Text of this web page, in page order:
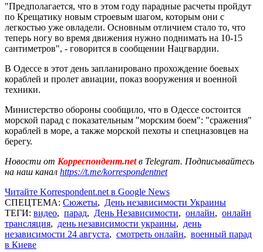
"Предполагается, что в этом году парадные расчеты пройдут
по Крещатику новым строевым шагом, которым они с
легкостью уже овладели. Основным отличием стало то, что
теперь ногу во время движения нужно поднимать на 10-15
сантиметров", - говорится в сообщении Нацгвардии.
В Одессе в этот день запланировано прохождение боевых
кораблей и пролет авиации, показ вооружения и военной
техники.
Министерство обороны сообщило, что в Одессе состоится
морской парад с показательным "морским боем": "сражения"
кораблей в море, а также морской пехоты и спецназовцев на
берегу.
Новости от Корреспондент.netв Telegram. Подписывайтесь
на наш канал https://t.me/korrespondentnet
Читайте Korrespondent.net в Google News
СПЕЦТЕМА: Сюжеты, День независимости Украины
ТЕГИ: видео, парад, День Независимости, онлайн, онлайн
трансляция, день независимости украины, день
независимости 24 августа, смотреть онлайн, военный парад
в Киеве